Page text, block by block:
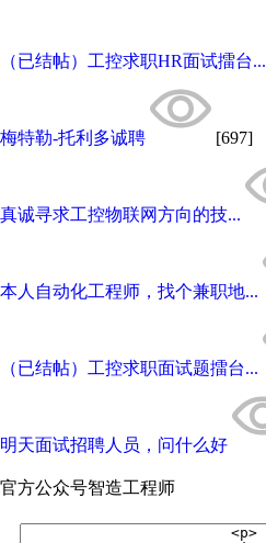
（已结帖）工控求职HR面试擂台...
梅特勒-托利多诚聘 [697]
真诚寻求工控物联网方向的技...
本人自动化工程师，找个兼职地...
（已结帖）工控求职面试题擂台...
明天面试招聘人员，问什么好
官方公众号智造工程师